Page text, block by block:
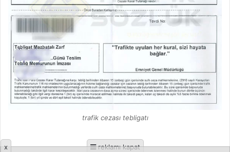
trafik cezası tebligatı
reklamı kapat
x